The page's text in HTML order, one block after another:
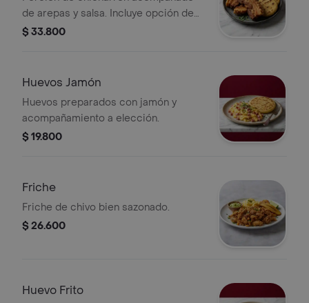
de arepas y salsa. Incluye opción de
acompañamiento adicional.
$ 33.800
Huevos Jamón
Huevos preparados con jamón y
acompañamiento a elección.
$ 19.800
Friche
Friche de chivo bien sazonado.
$ 26.600
Huevo Frito